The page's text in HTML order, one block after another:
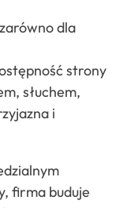
dla
strony
słuchem,
i
firma buduje